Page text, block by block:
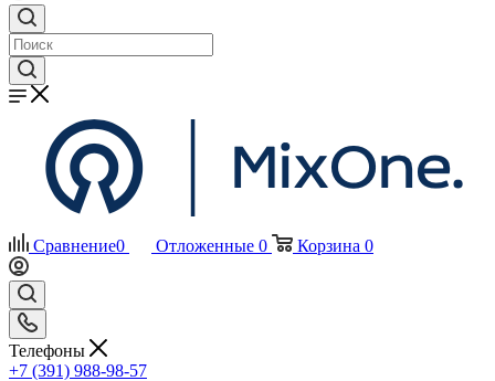
Сравнение0 Отложенные 0 Корзина 0
Телефоны
+7 (391) 988-98-57